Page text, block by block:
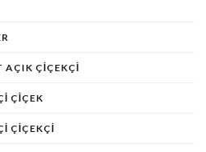
AÇIK ÇIÇEKÇI
ÇIÇEK
ÇIÇEKÇI